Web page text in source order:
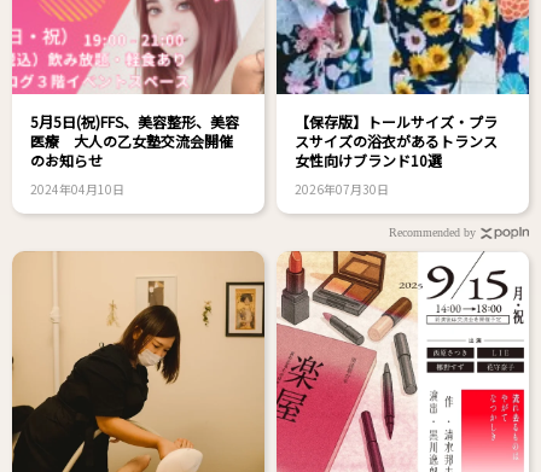
5月5日(祝)FFS、美容整形、美容
医療 大人の乙女塾交流会開催
のお知らせ
2024年04月10日
【保存版】トールサイズ・プラ
スサイズの浴衣があるトランス
女性向けブランド10選
2026年07月30日
Recommended by